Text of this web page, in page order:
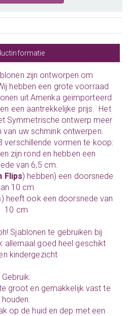
zijn ontworpen om
hebben een grote voorraad
uit Amerika geïmporteerd
een aantrekkelijke prijs. Het
Symmetrische ontwerp meer
van uw schmink ontwerpen.
verschillende vormen te koop:
zijn rond en hebben een
van 6,5 cm.
Flips) hebben) een doorsnede
10 cm.
) heeft ook een doorsnede van
10 cm
Sjablonen te gebruiken bij
allemaal goed heel geschikt
kindergezicht
Gebruik:
groot en gemakkelijk vast te
houden.
op de huid en dep met een